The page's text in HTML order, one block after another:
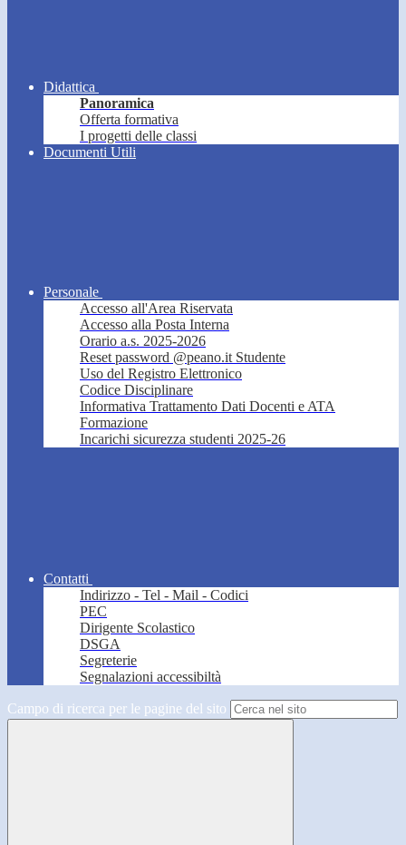
Didattica
Panoramica
Offerta formativa
I progetti delle classi
Documenti Utili
Personale
Accesso all'Area Riservata
Accesso alla Posta Interna
Orario a.s. 2025-2026
Reset password @peano.it Studente
Uso del Registro Elettronico
Codice Disciplinare
Informativa Trattamento Dati Docenti e ATA
Formazione
Incarichi sicurezza studenti 2025-26
Contatti
Indirizzo - Tel - Mail - Codici
PEC
Dirigente Scolastico
DSGA
Segreterie
Segnalazioni accessibiltà
Campo di ricerca per le pagine del sito